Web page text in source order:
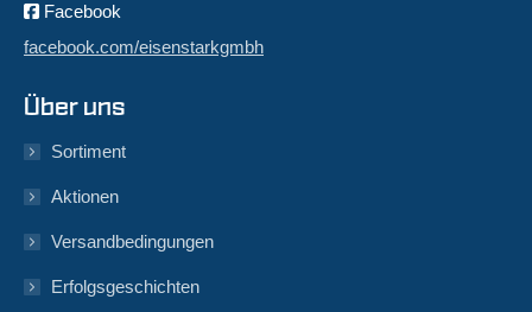
Facebook
facebook.com/eisenstarkgmbh
Über uns
Sortiment
Aktionen
Versandbedingungen
Erfolgsgeschichten